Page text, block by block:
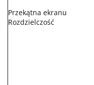
Przekątna ekranu
Rozdzielczość